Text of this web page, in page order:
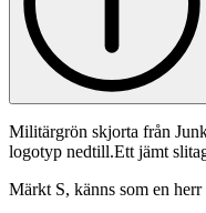
Militärgrön skjorta från
logotyp nedtill.Ett jämt
Märkt S, känns som en herr